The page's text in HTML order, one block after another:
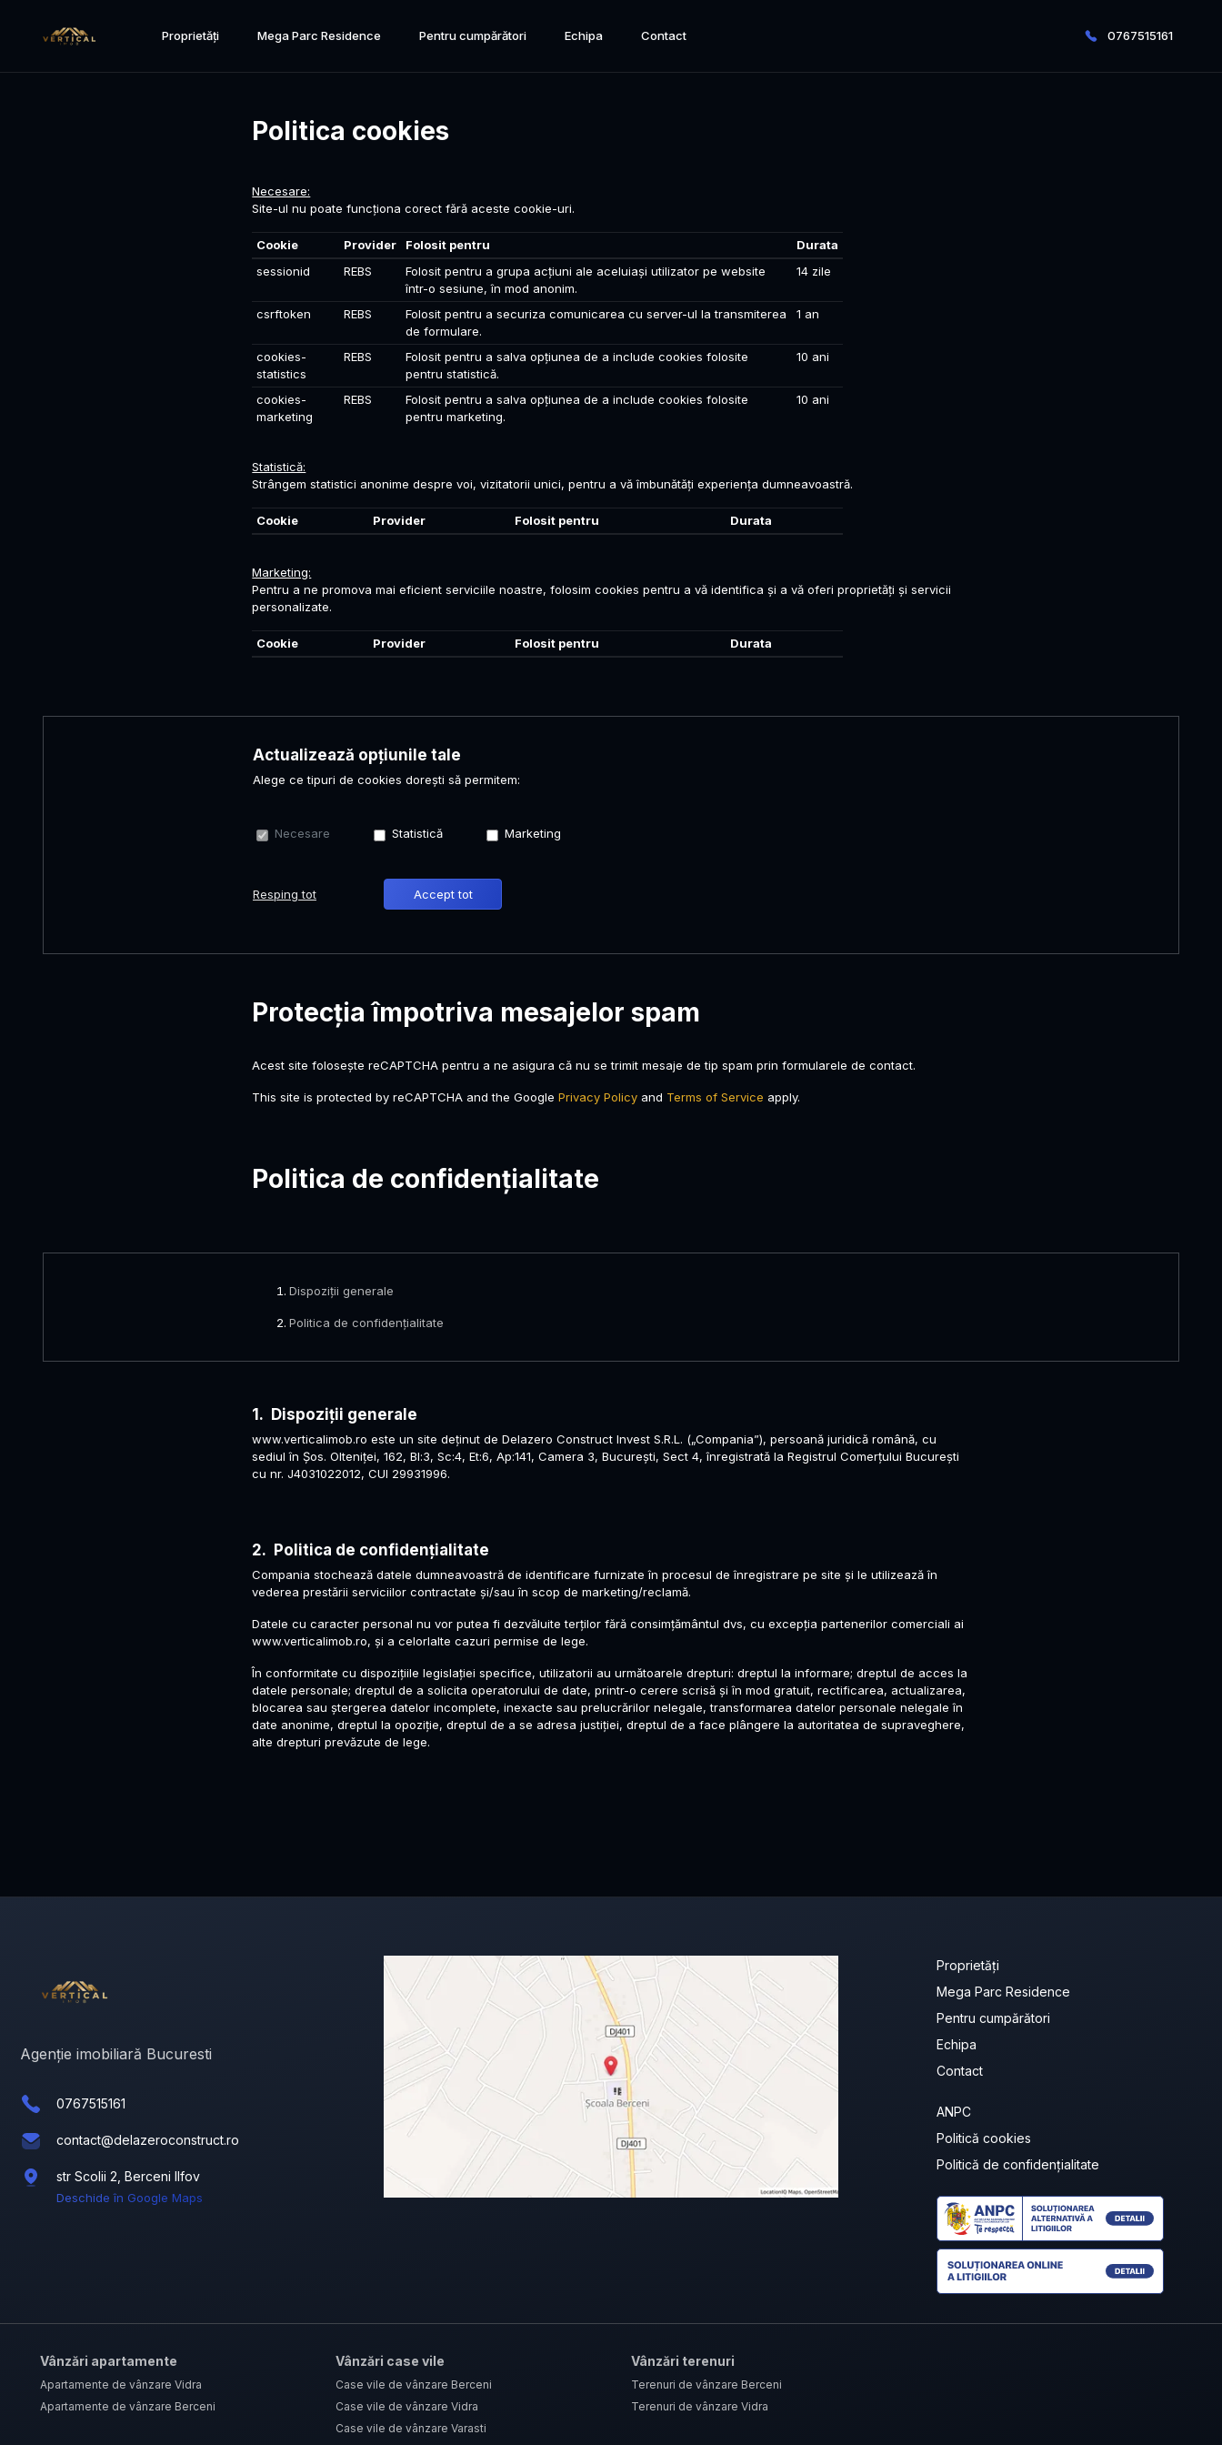
Proprietăți Mega Parc Residence Pentru cumpărători Echipa Contact 0767515161
Politica cookies
Necesare:
Site-ul nu poate funcționa corect fără aceste cookie-uri.
Cookie Provider Folosit pentru
Durata
sessionid
REBS
Folosit pentru a grupa acțiuni ale aceluiași utilizator pe website
într-o sesiune, în mod anonim.
14 zile
csrftoken REBS
Folosit pentru a securiza comunicarea cu server-ul la transmiterea
de formulare.
1 an
cookies-
statistics
REBS
Folosit pentru a salva opțiunea de a include cookies folosite
pentru statistică.
10 ani
cookies-
marketing
REBS
Folosit pentru a salva opțiunea de a include cookies folosite
pentru marketing.
10 ani
Statistică:
Strângem statistici anonime despre voi, vizitatorii unici, pentru a vă îmbunătăți experiența dumneavoastră.
Cookie Provider Folosit pentru Durata
Marketing:
Pentru a ne promova mai eficient serviciile noastre, folosim cookies pentru a vă identifica și a vă oferi proprietăți și servicii
personalizate.
Cookie Provider Folosit pentru Durata
Actualizează opțiunile tale
Alege ce tipuri de cookies dorești să permitem:
Necesare Statistică Marketing
Resping tot Accept tot
Protecția împotriva mesajelor spam
Acest site folosește reCAPTCHA pentru a ne asigura că nu se trimit mesaje de tip spam prin formularele de contact.
This site is protected by reCAPTCHA and the GooglePrivacy Policy and Terms of Service apply.
Politica de confidențialitate
Dispoziții generale
Politica de confidențialitate
Dispoziții generale
www.verticalimob.ro este un site deținut de Delazero Construct Invest S.R.L. („Compania”), persoană juridică română, cu
sediul în Șos. Olteniței, 162, Bl:3, Sc:4, Et:6, Ap:141, Camera 3, București, Sect 4, înregistrată la Registrul Comerțului București
cu nr. J4031022012, CUI 29931996.
Politica de confidențialitate
Compania stochează datele dumneavoastră de identificare furnizate în procesul de înregistrare pe site și le utilizează în
vederea prestării serviciilor contractate și/sau în scop de marketing/reclamă.
Datele cu caracter personal nu vor putea fi dezvăluite terților fără consimțământul dvs, cu excepția partenerilor comerciali ai
www.verticalimob.ro, și a celorlalte cazuri permise de lege.
În conformitate cu dispozițiile legislației specifice, utilizatorii au următoarele drepturi: dreptul la informare; dreptul de acces la
datele personale; dreptul de a solicita operatorului de date, printr-o cerere scrisă și în mod gratuit, rectificarea, actualizarea,
blocarea sau ștergerea datelor incomplete, inexacte sau prelucrărilor nelegale, transformarea datelor personale nelegale în
date anonime, dreptul la opoziție, dreptul de a se adresa justiției, dreptul de a face plângere la autoritatea de supraveghere,
alte drepturi prevăzute de lege.
Agenție imobiliară Bucuresti
0767515161
contact@delazeroconstruct.ro
str Scolii 2, Berceni Ilfov
Deschide în Google Maps
Proprietăți
Mega Parc Residence
Pentru cumpărători
Echipa
Contact
ANPC
Politică cookies
Politică de confidențialitate
Vânzări apartamente
Apartamente de vânzare Vidra
Apartamente de vânzare Berceni
Vânzări case vile
Case vile de vânzare Berceni
Case vile de vânzare Vidra
Case vile de vânzare Varasti
Vânzări terenuri
Terenuri de vânzare Berceni
Terenuri de vânzare Vidra